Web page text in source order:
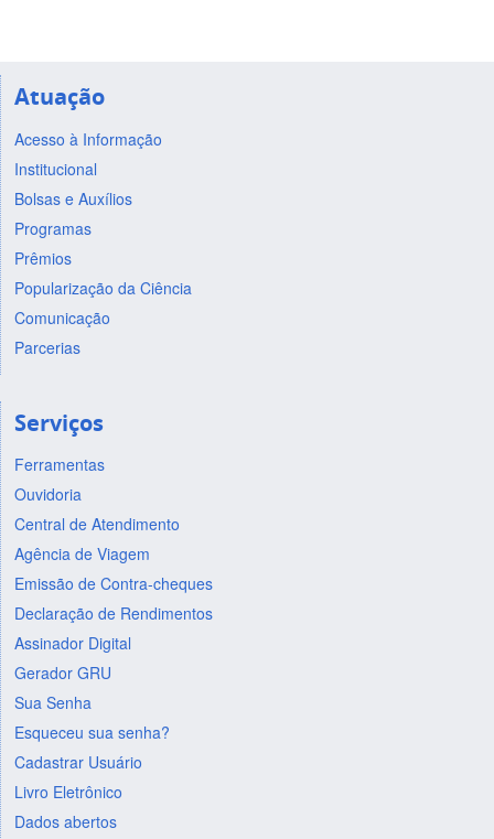
Atuação
Acesso à Informação
Institucional
Bolsas e Auxílios
Programas
Prêmios
Popularização da Ciência
Comunicação
Parcerias
Serviços
Ferramentas
Ouvidoria
Central de Atendimento
Agência de Viagem
Emissão de Contra-cheques
Declaração de Rendimentos
Assinador Digital
Gerador GRU
Sua Senha
Esqueceu sua senha?
Cadastrar Usuário
Livro Eletrônico
Dados abertos